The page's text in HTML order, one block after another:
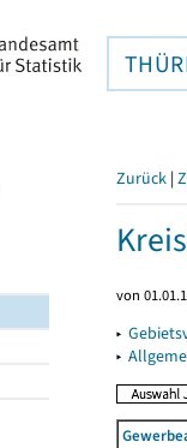
Zurück |
von
▸
▸